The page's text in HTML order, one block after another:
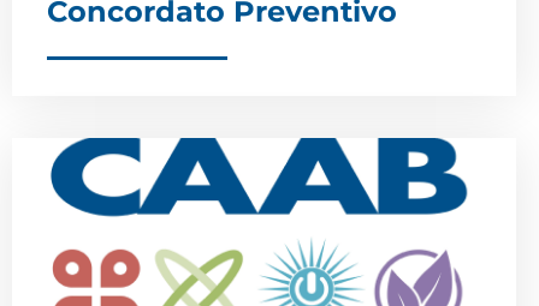
Concordato Preventivo